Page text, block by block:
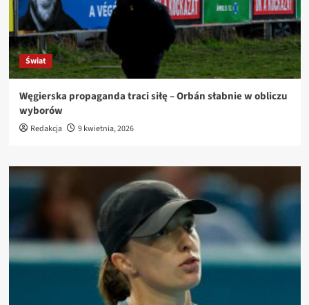
Świat
Węgierska propaganda traci siłę – Orbán słabnie w obliczu
wyborów
Redakcja 9 kwietnia, 2026